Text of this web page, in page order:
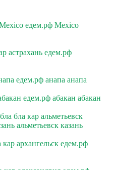
едем.рф Mexico
астрахань едем.рф
едем.рф анапа анапа
едем.рф абакан абакан
бла кар альметьевск
альметьевск казань
кар архангельск едем.рф